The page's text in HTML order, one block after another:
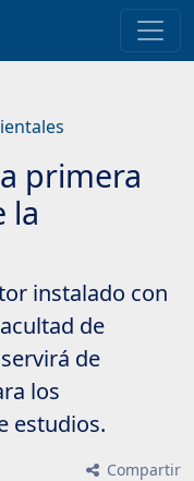
primera
la
instalado con
de
de
los
estudios.
Compartir